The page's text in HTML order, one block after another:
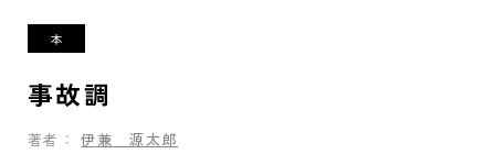
事故調
著者： 伊兼 源太郎